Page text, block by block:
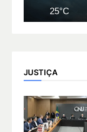
25°C
JUSTIÇA